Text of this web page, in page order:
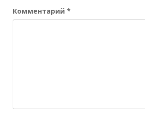
Комментарий *